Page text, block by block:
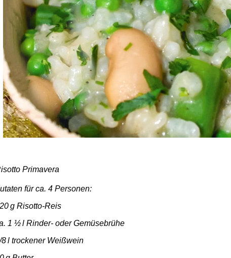
Primavera
für ca. 4 Personen:
g Risotto-Reis
1 ½ l Rinder- oder Gemüsebrühe
8 l trockener Weißwein